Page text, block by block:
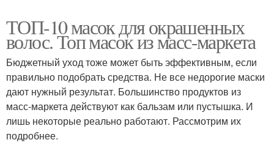
ТОП-10 масок для окрашенных
волос. Топ масок из масс-маркета
Бюджетный уход тоже может быть эффективным, если
правильно подобрать средства. Не все недорогие маски
дают нужный результат. Большинство продуктов из
масс-маркета действуют как бальзам или пустышка. И
лишь некоторые реально работают. Рассмотрим их
подробнее.